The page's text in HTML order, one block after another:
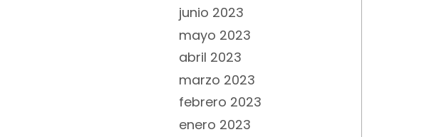
junio 2023
mayo 2023
abril 2023
marzo 2023
febrero 2023
enero 2023